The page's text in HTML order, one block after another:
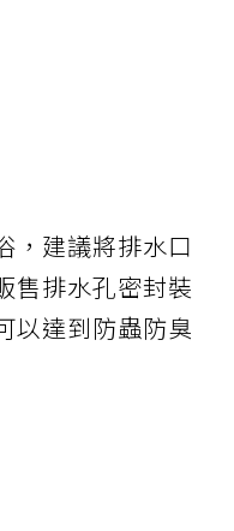
，建議將排水口
售排水孔密封裝
以達到防蟲防臭